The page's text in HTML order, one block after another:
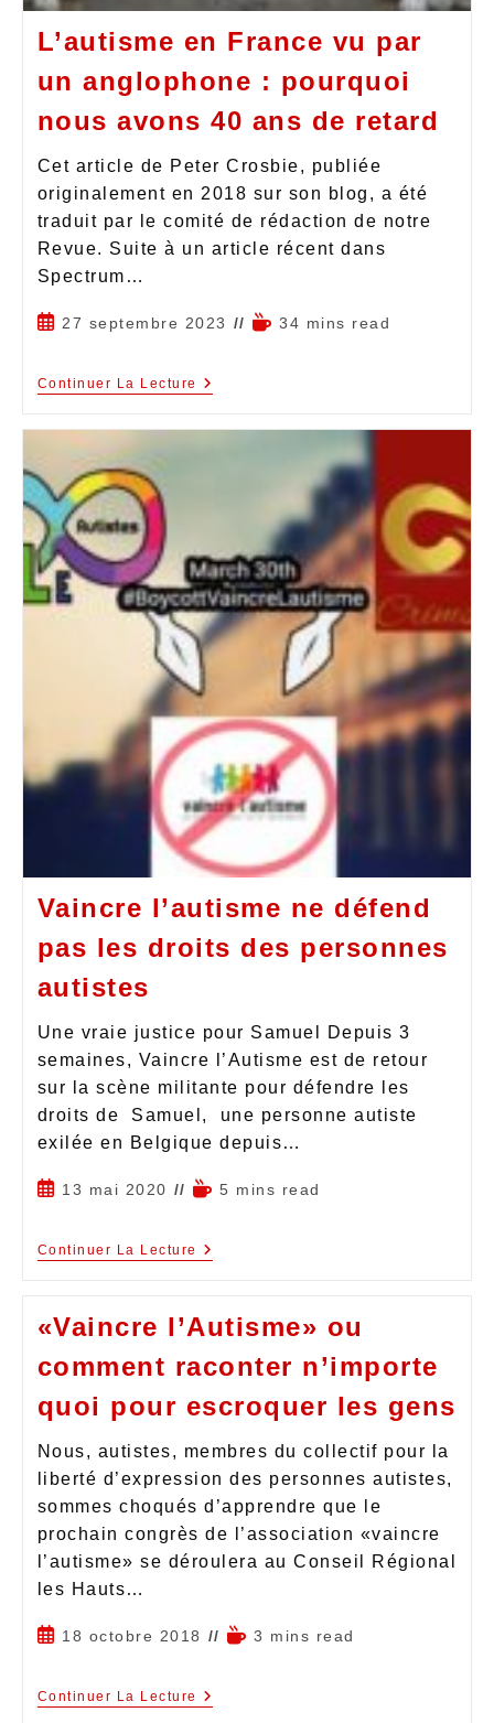
L’autisme en France vu par
un anglophone : pourquoi
nous avons 40 ans de retard
Cet article de Peter Crosbie, publiée
originalement en 2018 sur son blog, a été
traduit par le comité de rédaction de notre
Revue. Suite à un article récent dans
Spectrum…
27 septembre 2023 34 mins read
Continuer La Lecture
Vaincre l’autisme ne défend
pas les droits des personnes
autistes
Une vraie justice pour Samuel Depuis 3
semaines, Vaincre l’Autisme est de retour
sur la scène militante pour défendre les
droits de Samuel, une personne autiste
exilée en Belgique depuis…
13 mai 2020 5 mins read
Continuer La Lecture
«Vaincre l’Autisme» ou
comment raconter n’importe
quoi pour escroquer les gens
Nous, autistes, membres du collectif pour la
liberté d’expression des personnes autistes,
sommes choqués d’apprendre que le
prochain congrès de l’association «vaincre
l’autisme» se déroulera au Conseil Régional
les Hauts…
18 octobre 2018 3 mins read
Continuer La Lecture